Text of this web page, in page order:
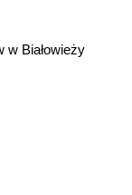
w Białowieży